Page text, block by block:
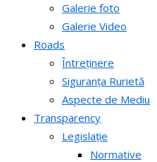
Galerie foto
Galerie Video
Roads
Întreținere
Siguranța Rurietă
Aspecte de Mediu
Transparency
Legislație
Normative